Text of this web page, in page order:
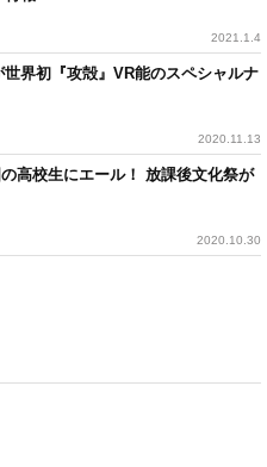
2021.1.4
世界初『攻殻』VR能のスペシャルナ
2020.11.13
高校生にエール！ 放課後文化祭が
2020.10.30